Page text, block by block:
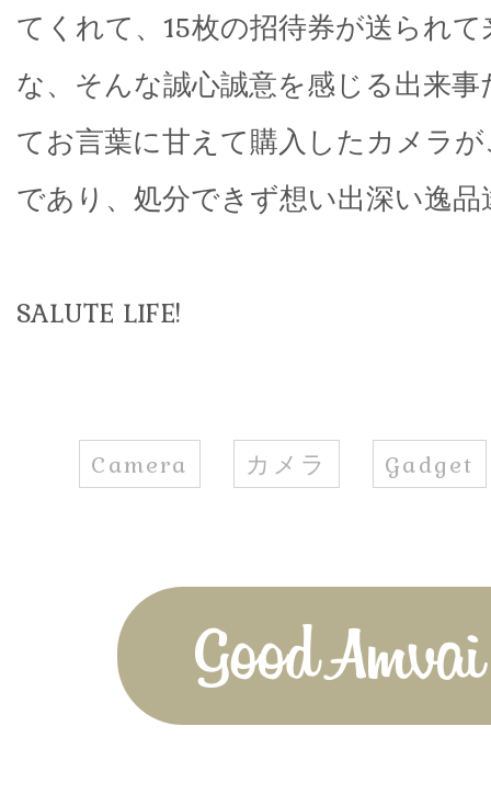
てくれて、15枚の招待券が送られ
な、そんな誠心誠意を感じる出来
てお言葉に甘えて購入したカメラ
であり、処分できず想い出深い逸
SALUTE LIFE!
Camera カメラ Gadget